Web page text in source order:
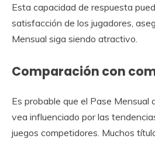
Esta capacidad de respuesta
satisfacción de los jugadores,
Mensual siga siendo atractivo.
Comparación con
Es probable que el Pase Mensual
vea influenciado por las
juegos competidores. Muchos